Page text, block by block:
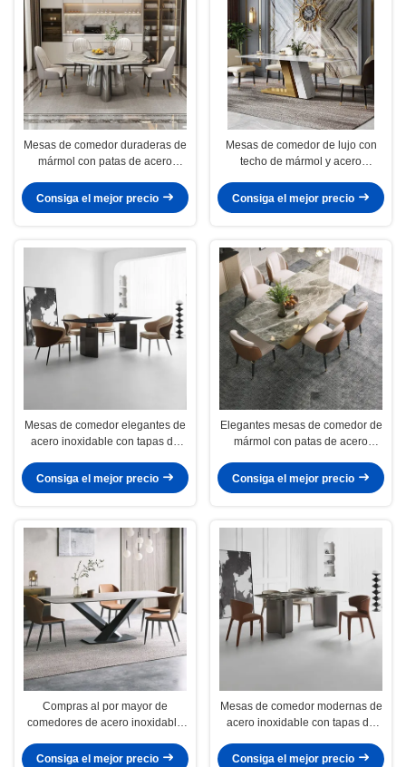
Mesas de comedor duraderas de
mármol con patas de acero
Consiga el mejor precio
Mesas de comedor de lujo con
techo de mármol y acero
Consiga el mejor precio
Mesas de comedor elegantes de
acero inoxidable con tapas de
Consiga el mejor precio
Elegantes mesas de comedor de
mármol con patas de acero
Consiga el mejor precio
Compras al por mayor de
comedores de acero inoxidable
Consiga el mejor precio
Mesas de comedor modernas de
acero inoxidable con tapas de
Consiga el mejor precio